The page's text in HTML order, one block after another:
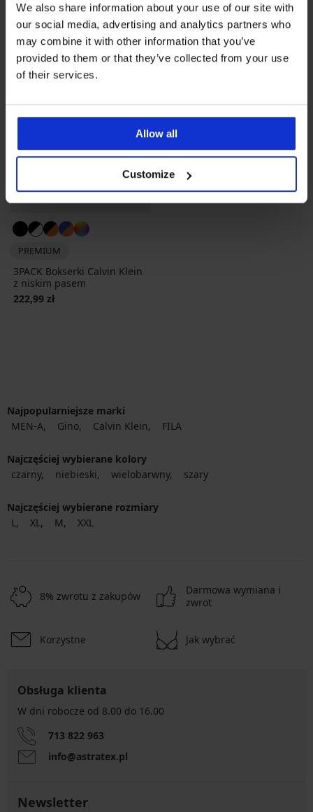
We also share information about your use of our site with
our social media, advertising and analytics partners who
may combine it with other information that you’ve
provided to them or that they’ve collected from your use
of their services.
Allow all
Customize
LIMITED
PREMIUM
3PACK Bokserki Calvin Klein
z niskim pasem
222,99 zł
Najpopularniejsze marki
MEN-A
Gino Calvin Klein FILA
Najczęściej wybierane kolory
czarny
niebieski wielobarwny szary
Najczęściej wybierane rozmiary
L
XL M XXL
8% zwrotu z zakupów
Darmowa wymiana i
zwrot
Korzystne Jak wybrać
Obsługa klienta
W dni robocze od 8.00 do 16.00
713 822 963
info@astratex.pl
Newsletter